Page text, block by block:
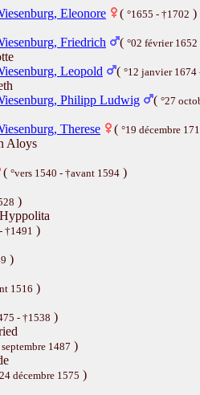
Eleonore ( °1655 - †1702 )
Friedrich
( °02 février
Leopold
( °12 janvier 1674
Philipp Ludwig
( °27
Therese
( °19 décembre
Aloys
( °vers 1540 - †avant 1594 )
)
- †1491 )
)
1516 )
- †1538 )
1487 )
décembre 1575 )